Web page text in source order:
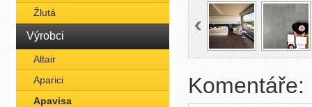
Žlutá
Výrobci
Altair
Aparici
Apavisa
Komentáře: